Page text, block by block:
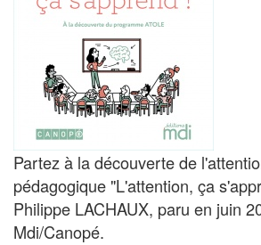
Partez à la découverte de
pédagogique "L'attention, ça
Philippe LACHAUX, paru en juin
Mdi/Canopé.